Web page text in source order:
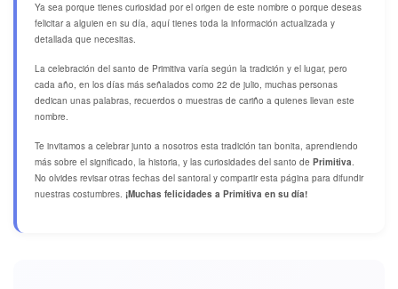
Ya sea porque tienes curiosidad por el origen de este nombre o porque deseas
felicitar a alguien en su día, aquí tienes toda la información actualizada y
detallada que necesitas.
La celebración del santo de Primitiva varía según la tradición y el lugar, pero
cada año, en los días más señalados como 22 de julio, muchas personas
dedican unas palabras, recuerdos o muestras de cariño a quienes llevan este
nombre.
Te invitamos a celebrar junto a nosotros esta tradición tan bonita, aprendiendo
más sobre el significado, la historia, y las curiosidades del santo de Primitiva.
No olvides revisar otras fechas del santoral y compartir esta página para difundir
nuestras costumbres. ¡Muchas felicidades a Primitiva en su día!